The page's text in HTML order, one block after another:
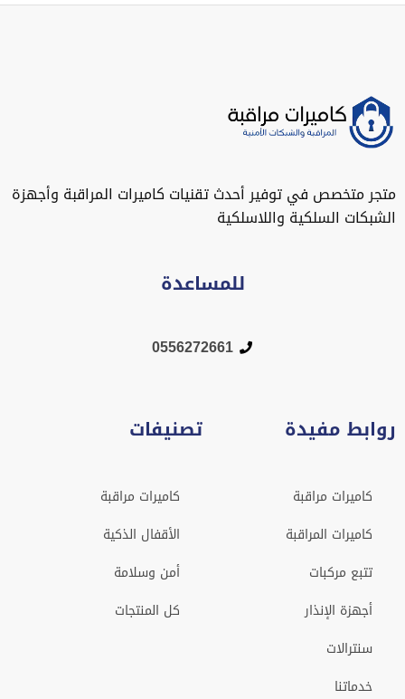
في توفير أحدث تقنيات كاميرات المراقبة وأجهزة
السلكية واللاسلكية
للمساعدة
0556272661
مفيدة
مراقبة
المراقبة
مركبات
الإنذار
تصنيفات
كاميرات مراقبة
الأقفال الذكية
أمن وسلامة
كل المنتجات